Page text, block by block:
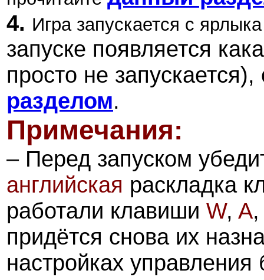
4. Игра запускается с
запуске появляется
просто не
разделом.
Примечания:
– Перед запуском
английская раскладка
работали клавиши W, A,
придётся снова их
настройках